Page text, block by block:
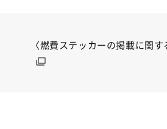
〈燃費ステッカーの掲載に関す